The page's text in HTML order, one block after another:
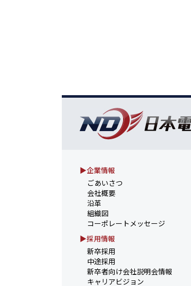
▶企業情報
ごあいさつ
会社概要
沿革
組織図
コーポレートメッセージ
▶採用情報
新卒採用
中途採用
新卒者向け会社説明会情報
キャリアビジョン